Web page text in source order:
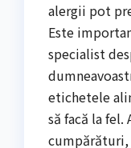
alergii pot
Este
specialist
etichetele
să facă la fel.
cumpărături,